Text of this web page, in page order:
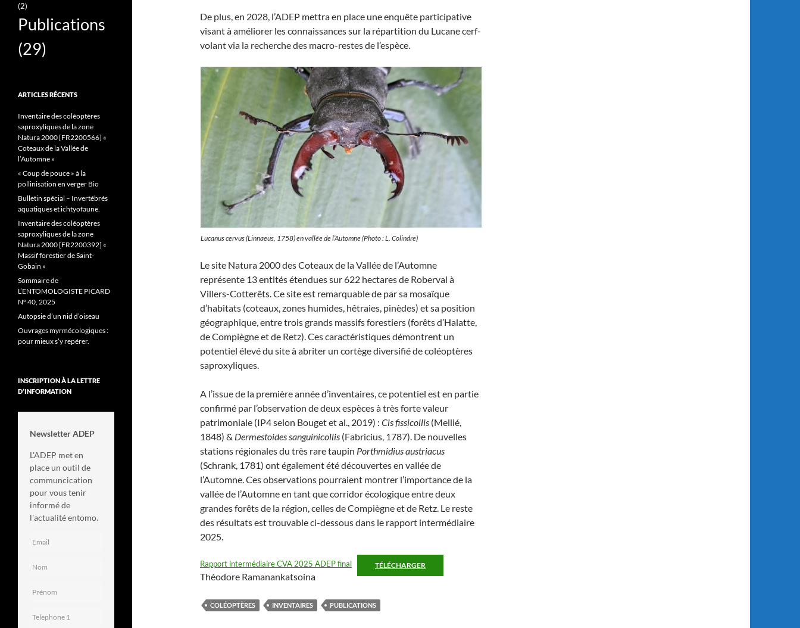
De plus, en 2028, l’ADEP mettra en place une enquête participative
visant à améliorer les connaissances sur la répartition du Lucane cerf-
volant via la recherche des macro-restes de l’espèce.
Lucanus cervus (Linnaeus, 1758) en vallée de l’Automne (Photo : L. Colindre)
Le site Natura 2000 des Coteaux de la Vallée de l’Automne
représente 13 entités étendues sur 622 hectares de Roberval à
Villers-Cotterêts. Ce site est remarquable de par sa mosaïque
d’habitats (coteaux, zones humides, hêtraies, pinèdes) et sa position
géographique, entre trois grands massifs forestiers (forêts d’Halatte,
de Compiègne et de Retz). Ces caractéristiques démontrent un
potentiel élevé du site à abriter un cortège diversifié de coléoptères
saproxyliques.
A l’issue de la première année d’inventaires, ce potentiel est en partie
confirmé par l’observation de deux espèces à très forte valeur
patrimoniale (IP4 selon Bouget et al., 2019) : Cis fissicollis (Mellié,
1848) & Dermestoides sanguinicollis (Fabricius, 1787). De nouvelles
stations régionales du très rare taupin Porthmidius austriacus
(Schrank, 1781) ont également été découvertes en vallée de
l’Automne. Ces observations pourraient montrer l’importance de la
vallée de l’Automne en tant que corridor écologique entre deux
grandes forêts de la région, celles de Compiègne et de Retz. Le reste
des résultats est trouvable ci-dessous dans le rapport intermédiaire
2025.
Rapport intermédiaire CVA 2025 ADEP final TÉLÉCHARGER
Théodore Ramanankatsoina
COLÉOPTÈRES INVENTAIRES PUBLICATIONS
(2)
Publications
(29)
ARTICLES RÉCENTS
Inventaire des coléoptères
saproxyliques de la zone
Natura 2000 [FR2200566] «
Coteaux de la Vallée de
l’Automne »
« Coup de pouce » à la
pollinisation en verger Bio
Bulletin spécial – Invertébrés
aquatiques et ichtyofaune.
Inventaire des coléoptères
saproxyliques de la zone
Natura 2000 [FR2200392] «
Massif forestier de Saint-
Gobain »
Sommaire de
L’ENTOMOLOGISTE PICARD
N° 40, 2025
Autopsie d’un nid d’oiseau
Ouvrages myrmécologiques :
pour mieux s’y repérer.
INSCRIPTION À LA LETTRE
D’INFORMATION
Newsletter ADEP
L'ADEP met en
place un outil de
communcication
pour vous tenir
informé de
l'actualité entomo.